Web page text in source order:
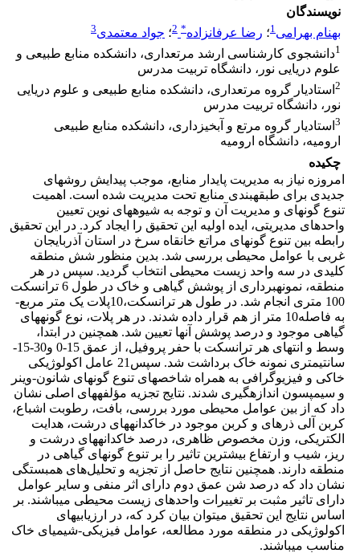
نویسندگان
بهنام بهرامی 1؛ رضا عرفانزاده*
2؛ جواد معتمدی3
1دانشجوی کارشناسی ارشد مرتعداری، دانشکده منابع طبیعی و
علوم دریایی نور، دانشگاه تربیت مدرس
2 استادیار گروه مرتعداری، دانشکده منابع طبیعی و علوم دریایی
نور، دانشگاه تربیت مدرس
3 استادیار گروه مرتع و آبخیزداری، دانشکده منابع طبیعی
ارومیه، دانشگاه ارومیه
چکیده
امروزه نیاز به مدیریت پایدار منابع، موجب پیدایش روش­های
جدیدی برای طبقه­بندی منابع تحت مدیریت شده است. اهمیت
تنوع گونه­ای و مدیریت آن و توجه به شیوه­های نوین تعیین
واحدهای مدیریتی­، ایده اولیه این تحقیق را ایجاد کرد. در این تحقیق
رابطه بین تنوع گونه­ای مراتع خانقاه سرخ در استان آذربایجان
غربی با عوامل محیطی بررسی شد. بدین منظور شش منطقه
کلیدی در سه واحد زیست محیطی انتخاب گردید. سپس در هر
منطقه، نمونه­برداری از پوشش گیاهی و خاک در طول 6­ ترانسکت
100 متری انجام شد. در طول هر ترانسکت،­10پلات یک متر مربع­
به فاصله­10 متر از هم قرار داده شدند. در هر پلات، نوع گونه­های
گیاهی موجود­ و درصد پوشش آنها تعیین شد. همچنین در ابتدا،
وسط و انتهای هر ترانسکت با حفر پروفیل، از عمق 15-0 و­30-15­
سانتی­متری نمونه خاک برداشت شد. سپس­21­ عامل اکولوژیکی
خاکی و فیزیوگرافی به همراه شاخص­های تنوع گونه­ای شانون-وینر
و سیمپسون اندازه­گیری شدند. نتایج تجزیه مؤلفه­های اصلی نشان
داد که از بین عوامل محیطی مورد بررسی، بافت، رطوبت اشباع،
کربن آلی ذره­ای و کربن موجود در خاکدانه­های درشت، هدایت
الکتریکی، وزن مخصوص ظاهری، درصد خاکدانه­های درشت ­و
ریز، شیب و ارتفاع بیشترین تاثیر را بر تنوع گونه­ای گیاهی در
منطقه دارند. همچنین نتایج حاصل از تجزیه و تحلیل‌های همبستگی
نشان داد که درصد شن عمق دوم دارای اثر منفی و سایر عوامل
دارای تاثیر مثبت بر تغییرات واحدهای زیست محیطی می­باشند. بر
اساس نتایج این تحقیق می­توان بیان کرد که، در ارزیابی­های
اکولوژیکی در منطقه مورد مطالعه، عوامل فیزیکی-شیمیای خاک
مناسب می­باشند.